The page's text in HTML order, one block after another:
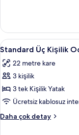
görün
Room
hakkında
daha
detay
Standard
Üç
Kişilik
Oda
(Urban)
için
tüm
fotoğrafları
4
Standard Üç Kişilik
22 metre kare
3 kişilik
3 tek Kişilik Yatak
Ücretsiz kablosuz
Daha çok detay
Standard